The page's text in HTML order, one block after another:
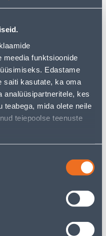
funktsioonide
Edastame
saiti kasutate, ka oma
analüüsipartneritele, kes
teabega, mida olete neile
teiepoolse teenuste
€ from 2-5 tööpäeva